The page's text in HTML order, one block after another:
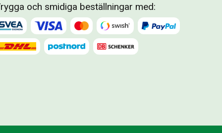
och smidiga beställningar med: